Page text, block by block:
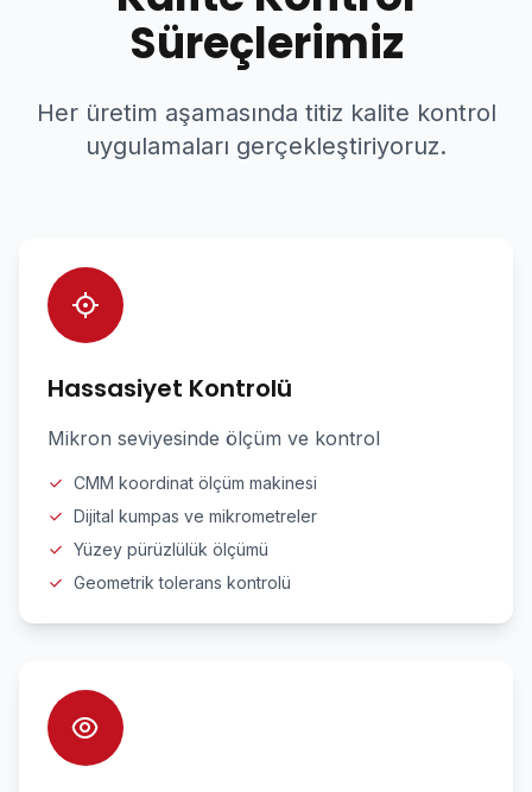
Süreçlerimiz
Her üretim aşamasında titiz kalite kontrol
uygulamaları gerçekleştiriyoruz.
Hassasiyet Kontrolü
Mikron seviyesinde ölçüm ve kontrol
CMM koordinat ölçüm makinesi
Dijital kumpas ve mikrometreler
Yüzey pürüzlülük ölçümü
Geometrik tolerans kontrolü